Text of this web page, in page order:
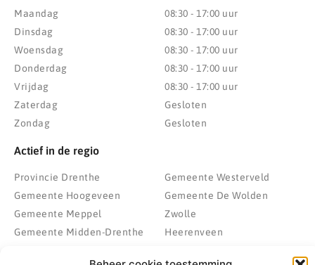
Maandag
Dinsdag
Woensdag
Donderdag
Vrijdag
Zaterdag
Zondag
08:30 - 17:00 uur
08:30 - 17:00 uur
08:30 - 17:00 uur
08:30 - 17:00 uur
08:30 - 17:00 uur
Gesloten
Gesloten
Actief in de regio
Provincie Drenthe
Gemeente Hoogeveen
Gemeente Meppel
Gemeente Midden-Drenthe
Gemeente Westerveld
Gemeente De Wolden
Zwolle
Heerenveen